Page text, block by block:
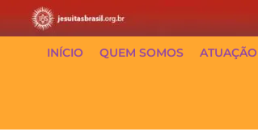
INÍCIO QUEM SOMOS ATUAÇÃO